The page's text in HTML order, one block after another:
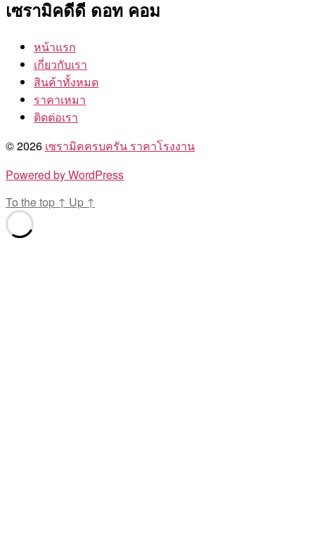
เซรามิคดีดี ดอท คอม
หน้าแรก
เกี่ยวกับเรา
สินค้าทั้งหมด
ราคาเหมา
ติดต่อเรา
© 2026 เซรามิคครบครัน ราคาโรงงาน
Powered by WordPress
To the top ↑ Up ↑